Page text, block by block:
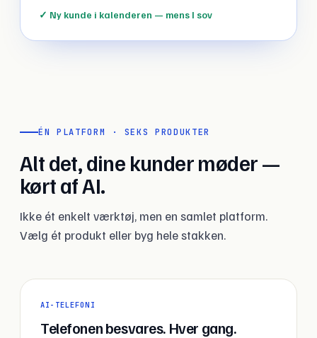
✓ Ny kunde i kalenderen — mens I sov
ÉN PLATFORM · SEKS PRODUKTER
Alt det, dine kunder møder —
kørt af AI.
Ikke ét enkelt værktøj, men en samlet platform.
Vælg ét produkt eller byg hele stakken.
AI-TELEFONI
Telefonen besvares. Hver gang.